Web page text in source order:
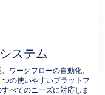
ステム
ワークフローの自動化、
の使いやすいプラットフ
べてのニーズに対応しま